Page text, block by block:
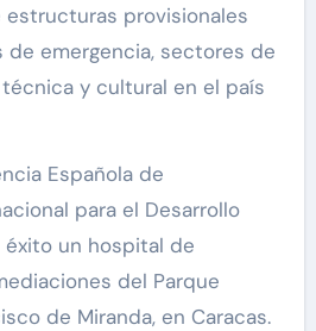
estructuras provisionales
de emergencia, sectores de
y cultural en el país
Española de
para el Desarrollo
éxito un hospital de
del Parque
de Miranda, en Caracas.